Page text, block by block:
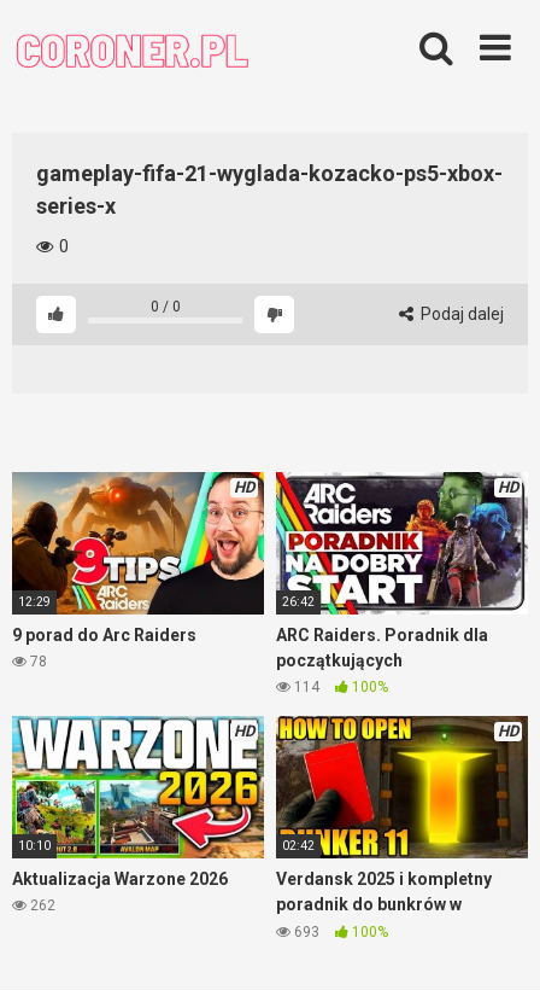
content
gameplay-fifa-21-wyglada-kozacko-ps5-xbox-
series-x
0
0 / 0 Podaj dalej
HD
12:29
9 porad do Arc Raiders
78
HD
26:42
ARC Raiders. Poradnik dla
początkujących
114 100%
HD
10:10
Aktualizacja Warzone 2026
262
HD
02:42
Verdansk 2025 i kompletny
poradnik do bunkrów w
Warzone
693 100%